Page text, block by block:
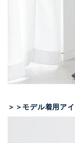
＞＞モデル着用ア